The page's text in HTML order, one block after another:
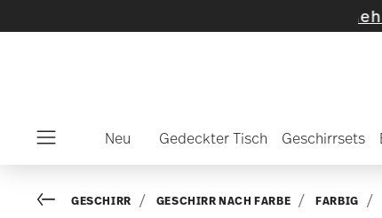
Mehr
Neu Gedeckter Tisch Geschirrsets
Go backGESCHIRR GESCHIRR NACH FARBE FARBIG